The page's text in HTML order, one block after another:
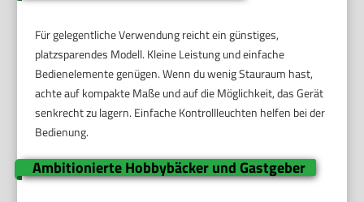
Für gelegentliche Verwendung reicht ein günstiges,
platzsparendes Modell. Kleine Leistung und einfache
Bedienelemente genügen. Wenn du wenig Stauraum hast,
achte auf kompakte Maße und auf die Möglichkeit, das Gerät
senkrecht zu lagern. Einfache Kontrollleuchten helfen bei der
Bedienung.
Ambitionierte Hobbybäcker und Gastgeber